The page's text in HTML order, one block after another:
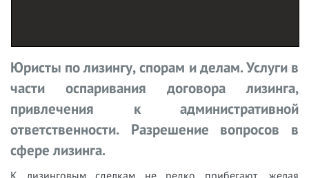
Юристы по лизингу, спорам и делам.Услуги в
части оспаривания договора лизинга,
привлечения к административной
ответственности. Разрешение вопросов в
сфере лизинга.